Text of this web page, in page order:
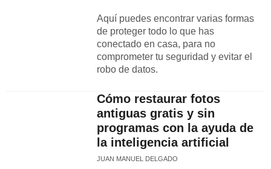
Aquí puedes encontrar varias formas
de proteger todo lo que has
conectado en casa, para no
comprometer tu seguridad y evitar el
robo de datos.
Cómo restaurar fotos
antiguas gratis y sin
programas con la ayuda de
la inteligencia artificial
JUAN MANUEL DELGADO